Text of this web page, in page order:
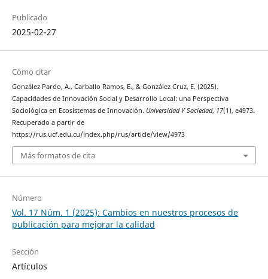
Publicado
2025-02-27
Cómo citar
González Pardo, A., Carballo Ramos, E., & González Cruz, E. (2025).
Capacidades de Innovación Social y Desarrollo Local: una Perspectiva
Sociológica en Ecosistemas de Innovación. Universidad Y Sociedad, 17(1), e4973.
Recuperado a partir de
https://rus.ucf.edu.cu/index.php/rus/article/view/4973
Más formatos de cita
Número
Vol. 17 Núm. 1 (2025): Cambios en nuestros procesos de
publicación para mejorar la calidad
Sección
Artículos